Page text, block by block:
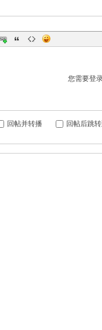
您需要登
回帖并转播 回帖后跳